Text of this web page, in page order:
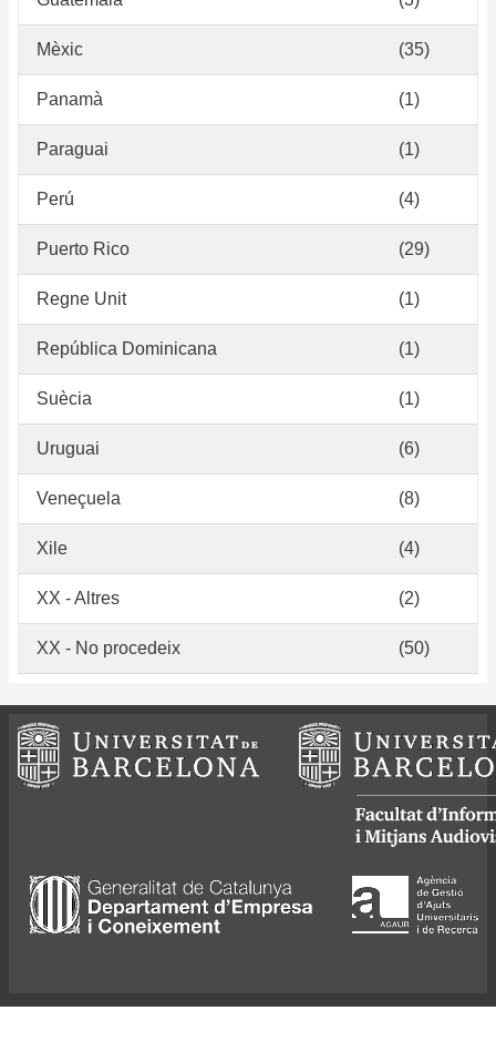
Mèxic (35)
Panamà (1)
Paraguai (1)
Perú (4)
Puerto Rico (29)
Regne Unit (1)
República Dominicana (1)
Suècia (1)
Uruguai (6)
Veneçuela (8)
Xile (4)
XX - Altres (2)
XX - No procedeix (50)